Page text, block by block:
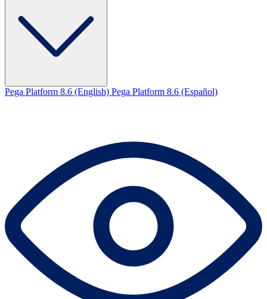
Pega Platform 8.6 (English) Pega Platform 8.6 (Español)